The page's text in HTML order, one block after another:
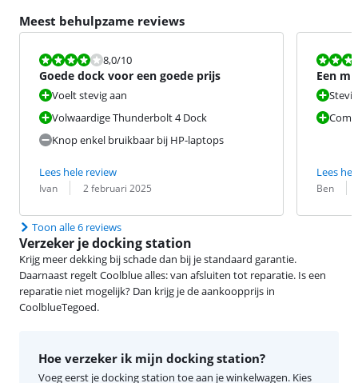
Meest behulpzame reviews
Beoordeling is 8,0 van de 10.
8,0/10
Goede dock voor een goede prijs
Voelt stevig aan
Volwaardige Thunderbolt 4 Dock
Knop enkel bruikbaar bij HP-laptops
Lees hele review
Beoordeling door:
Ivan
Datum: 2 februari 2025
Een
extra
Stevig
Lees
Ben
Datum:
Toon alle 6 reviews
Verzeker je docking station
Krijg meer dekking bij schade dan bij je standaard garantie.
Daarnaast regelt Coolblue alles: van afsluiten tot reparatie. Is een
reparatie niet mogelijk? Dan krijg je de aankoopprijs in
CoolblueTegoed.
Hoe verzeker ik mijn docking station?
Voeg eerst je docking station toe aan je winkelwagen. Kies